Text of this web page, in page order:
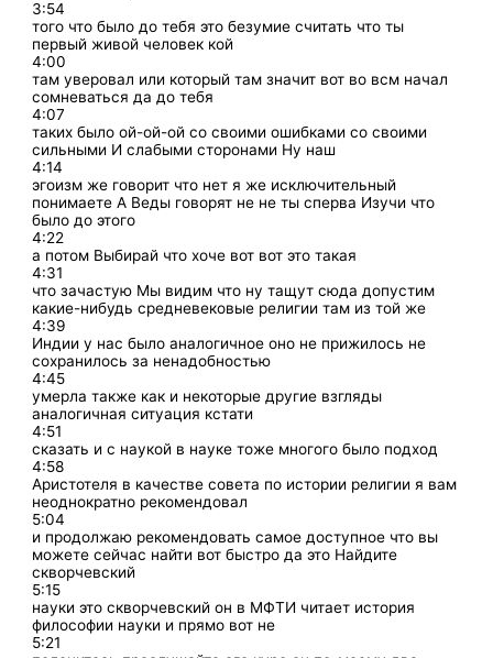
3:54
того что было до тебя это безумие считать что ты
первый живой человек кой
4:00
там уверовал или который там значит вот во всм начал
сомневаться да до тебя
4:07
таких было ой-ой-ой со своими ошибками со своими
сильными И слабыми сторонами Ну наш
4:14
эгоизм же говорит что нет я же исключительный
понимаете А Веды говорят не не ты сперва Изучи что
было до этого
4:22
а потом Выбирай что хоче вот вот это такая
4:31
что зачастую Мы видим что ну тащут сюда допустим
какие-нибудь средневековые религии там из той же
4:39
Индии у нас было аналогичное оно не прижилось не
сохранилось за ненадобностью
4:45
умерла также как и некоторые другие взгляды
аналогичная ситуация кстати
4:51
сказать и с наукой в науке тоже многого было подход
4:58
Аристотеля в качестве совета по истории религии я вам
неоднократно рекомендовал
5:04
и продолжаю рекомендовать самое доступное что вы
можете сейчас найти вот быстро да это Найдите
скворчевский
5:15
науки это скворчевский он в МФТИ читает история
философии науки и прямо вот не
5:21